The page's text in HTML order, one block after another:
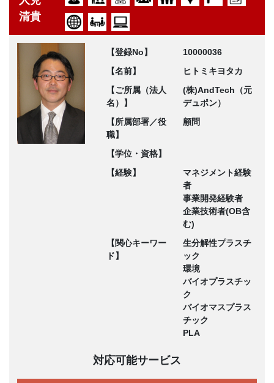
清貴
【登録No】
10000036
【名前】
ヒトミキヨタカ
【ご所属（法人
名）】
(株)AndTech（元
デュポン）
【所属部署／役
職】
顧問
【学位・資格】
【経験】
マネジメント経験
者
事業開発経験者
企業技術者(OB含
む)
【関心キーワー
ド】
生分解性プラスチ
ック
環境
バイオプラスチッ
ク
バイオマスプラス
チック
PLA
対応可能サービス